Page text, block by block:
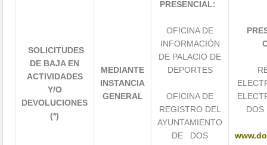
SOLICITUDES
DE BAJA EN
ACTIVIDADES
Y/O
DEVOLUCIONES
(*)
MEDIANTE
INSTANCIA
GENERAL
PRESENCIAL:
OFICINA DE
INFORMACIÓN
DE PALACIO DE
DEPORTES
OFICINA DE
REGISTRO DEL
AYUNTAMIENTO
DE DOS
DOS